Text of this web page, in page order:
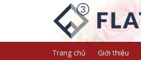
Trang chủ Giới thiệu